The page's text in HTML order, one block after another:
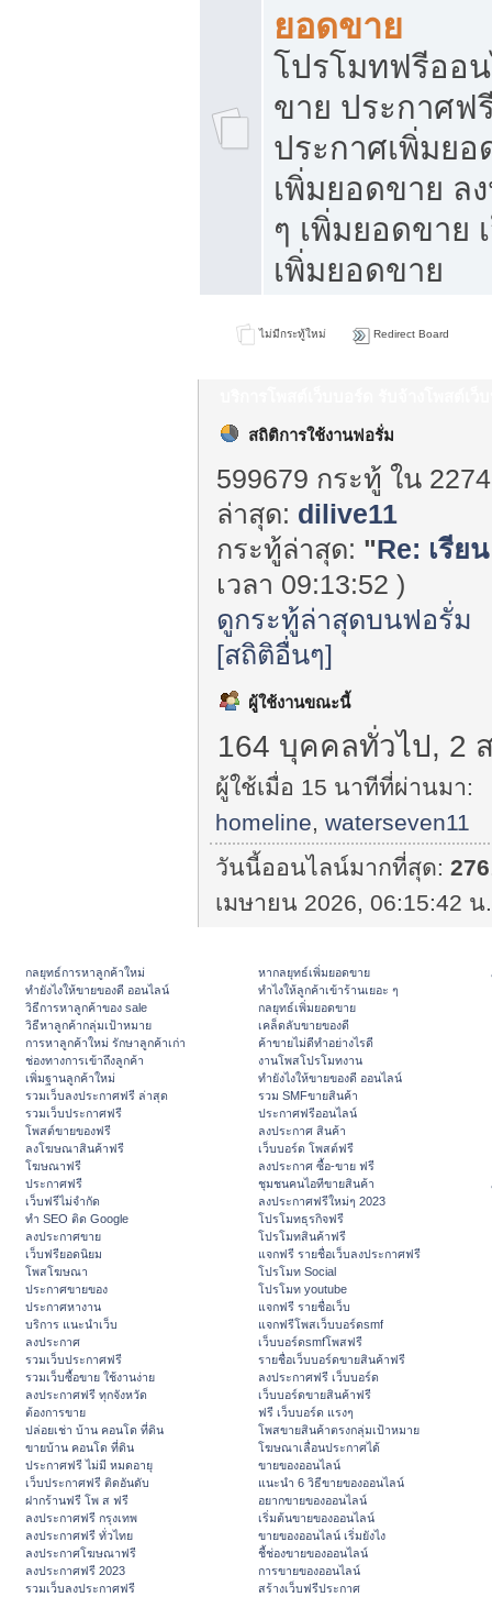
ยอดขาย
โปรโมทฟรีออ
ขาย ประกาศฟ
ประกาศเพิ่มย
เพิ่มยอดขาย ล
ๆ เพิ่มยอดขาย
เพิ่มยอดขาย
ไม่มีกระทู้ใหม่ Redirect Board
สถิติการใช้งานฟอรั่ม
599679 กระทู้ ใน
ล่าสุด: dilive11
กระทู้ล่าสุด: "Re: เรีย
เวลา 09:13:52 )
ดูกระทู้ล่าสุดบนฟอรั่ม
[สถิติอื่นๆ]
ผู้ใช้งานขณะนี้
164 บุคคลทั่วไป, 2
ผู้ใช้เมื่อ 15 นาทีที่ผ่านมา:
homeline,waterseven11
วันนี้ออนไลน์มากที่สุด:276
เมษายน 2026, 06:15:42 น
กลยุทธ์การหาลูกค้าใหม่
ทํายังไงให้ขายของดี ออนไลน์
วิธีการหาลูกค้าของ sale
วิธีหาลูกค้ากลุ่มเป้าหมาย
การหาลูกค้าใหม่ รักษาลูกค้าเก่า
ช่องทางการเข้าถึงลูกค้า
เพิ่มฐานลูกค้าใหม่
รวมเว็บลงประกาศฟรี ล่าสุด
รวมเว็บประกาศฟรี
โพสต์ขายของฟรี
ลงโฆษณาสินค้าฟรี
โฆษณาฟรี
ประกาศฟรี
เว็บฟรีไม่จำกัด
ทำ SEO ติด Google
ลงประกาศขาย
เว็บฟรียอดนิยม
โพสโฆษณา
ประกาศขายของ
ประกาศหางาน
บริการ แนะนำเว็บ
ลงประกาศ
รวมเว็บประกาศฟรี
รวมเว็บซื้อขาย ใช้งานง่าย
ลงประกาศฟรี ทุกจังหวัด
ต้องการขาย
ปล่อยเช่า บ้าน คอนโด ที่ดิน
ขายบ้าน คอนโด ที่ดิน
ประกาศฟรี ไม่มี หมดอายุ
เว็บประกาศฟรี ติดอันดับ
ฝากร้านฟรี โพ ส ฟรี
ลงประกาศฟรี กรุงเทพ
ลงประกาศฟรี ทั่วไทย
ลงประกาศโฆษณาฟรี
ลงประกาศฟรี 2023
รวมเว็บลงประกาศฟรี
หากลยุทธ์เพิ่มยอดขาย
ทําไงให้ลูกค้าเข้าร้านเยอะ ๆ
กลยุทธ์เพิ่มยอดขาย
เคล็ดลับขายของดี
ค้าขายไม่ดีทำอย่างไรดี
งานโพสโปรโมทงาน
ทํายังไงให้ขายของดี ออนไลน์
รวม SMFขายสินค้า
ประกาศฟรีออนไลน์
ลงประกาศ สินค้า
เว็บบอร์ด โพสต์ฟรี
ลงประกาศ ซื้อ-ขาย ฟรี
ชุมชนคนไอทีขายสินค้า
ลงประกาศฟรีใหม่ๆ 2023
โปรโมทธุรกิจฟรี
โปรโมทสินค้าฟรี
แจกฟรี รายชื่อเว็บลงประกาศฟรี
โปรโมท Social
โปรโมท youtube
แจกฟรี รายชื่อเว็บ
แจกฟรีโพสเว็บบอร์ดsmf
เว็บบอร์ดsmfโพสฟรี
รายชื่อเว็บบอร์ดขายสินค้าฟรี
ลงประกาศฟรี เว็บบอร์ด
เว็บบอร์ดขายสินค้าฟรี
ฟรี เว็บบอร์ด แรงๆ
โพสขายสินค้าตรงกลุ่มเป้าหมาย
โฆษณาเลื่อนประกาศได้
ขายของออนไลน์
แนะนำ 6 วิธีขายของออนไลน์
อยากขายของออนไลน์
เริ่มต้นขายของออนไลน์
ขายของออนไลน์ เริ่มยังไง
ชี้ช่องขายของออนไลน์
การขายของออนไลน์
สร้างเว็บฟรีประกาศ